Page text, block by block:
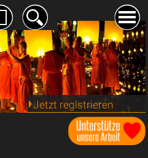
Jetzt registrieren